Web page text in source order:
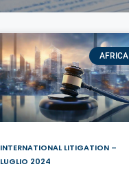
AFRICA
INTERNATIONAL LITIGATION –
LUGLIO 2024